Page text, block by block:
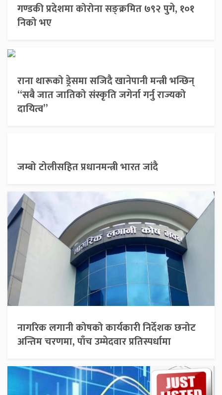
गण्डकी प्रदेशमा कोरोना सङ्क्रमित ७९२ पुगे, १०१
निको भए
राना थारूको ड्रेसमा सजिदै खानेपानी मन्त्री भन्छिन्
“सबै जात जातिको संस्कृति जगेर्ना गर्नु राज्यको
दायित्व”
जम्बो टोलीसहित प्रधानमन्त्री भारत जांदै
नागरिक लगानी कोषको कार्यकारी निर्देशक छनोट
अन्तिम चरणमा, पाँच उम्मेदवार प्रतिस्पर्धामा